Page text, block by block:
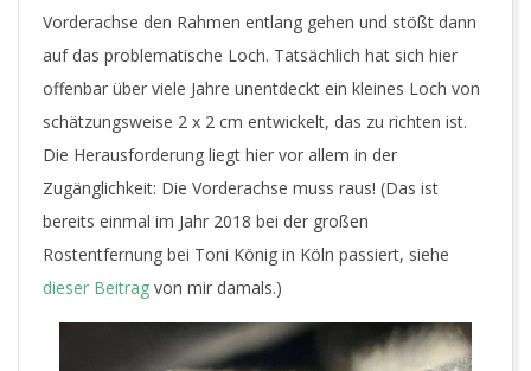
Vorderachse den Rahmen entlang gehen und stößt dann
auf das problematische Loch. Tatsächlich hat sich hier
offenbar über viele Jahre unentdeckt ein kleines Loch von
schätzungsweise 2 x 2 cm entwickelt, das zu richten ist.
Die Herausforderung liegt hier vor allem in der
Zugänglichkeit: Die Vorderachse muss raus! (Das ist
bereits einmal im Jahr 2018 bei der großen
Rostentfernung bei Toni König in Köln passiert, siehe
dieser Beitrag von mir damals.)